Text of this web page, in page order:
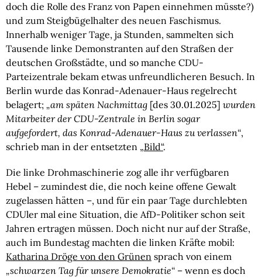
doch die Rolle des Franz von Papen einnehmen müsste?)
und zum Steigbügelhalter des neuen Faschismus.
Innerhalb weniger Tage, ja Stunden, sammelten sich
Tausende linke Demonstranten auf den Straßen der
deutschen Großstädte, und so manche CDU-
Parteizentrale bekam etwas unfreundlicheren Besuch. In
Berlin wurde das Konrad-Adenauer-Haus regelrecht
belagert; „am späten Nachmittag [des 30.01.2025] wurden
Mitarbeiter der CDU-Zentrale in Berlin sogar
aufgefordert, das Konrad-Adenauer-Haus zu verlassen“,
schrieb man in der entsetzten „Bild“.
Die linke Drohmaschinerie zog alle ihr verfügbaren
Hebel – zumindest die, die noch keine offene Gewalt
zugelassen hätten –, und für ein paar Tage durchlebten
CDUler mal eine Situation, die AfD-Politiker schon seit
Jahren ertragen müssen. Doch nicht nur auf der Straße,
auch im Bundestag machten die linken Kräfte mobil:
Katharina Dröge von den Grünen sprach von einem
„schwarzen Tag für unsere Demokratie“ – wenn es doch